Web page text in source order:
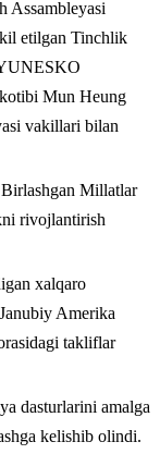
Assambleyasi
etilgan Tinchlik
Mun Heung
vakillari bilan
Millatlar
rivojlantirish
xalqaro
Amerika
takliflar
dasturlarini amalga
kelishib olindi.